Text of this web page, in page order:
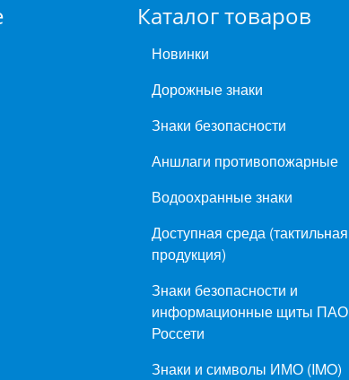
Каталог товаров
Новинки
Дорожные знаки
Знаки безопасности
Аншлаги противопожарные
Водоохранные знаки
Доступная среда (тактильная
продукция)
Знаки безопасности и
информационные щиты ПАО
Россети
Знаки и символы ИМО (IMO)